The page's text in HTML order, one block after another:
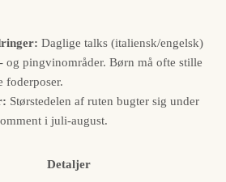
Daglige talks (italiensk/engelsk)
og pingvinområder. Børn må ofte stille
foderposer.
Størstedelen af ruten bugter sig under
i juli-august.
Detaljer